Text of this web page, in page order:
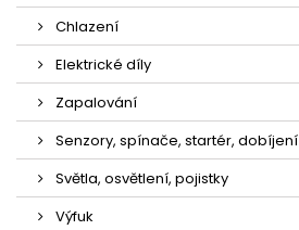
Chlazení
Elektrické díly
Zapalování
Senzory, spínače, startér, dobíjení
Světla, osvětlení, pojistky
Výfuk